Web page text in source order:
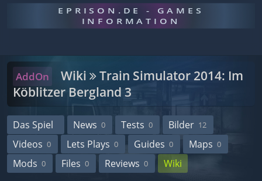
EPRISON.DE - GAMES
INFORMATION
AddOn Wiki
Train Simulator 2014: Im
Köblitzer Bergland 3
Das Spiel News 0 Tests 0 Bilder 12
Videos 0 Lets Plays 0 Guides 0 Maps 0
Mods 0 Files 0 Reviews 0 Wiki